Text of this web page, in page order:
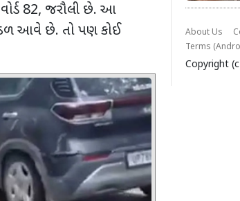
82, જરૌલી છે. આ
આવે છે. તો પણ કોઈ
About Us
Terms
Copyright